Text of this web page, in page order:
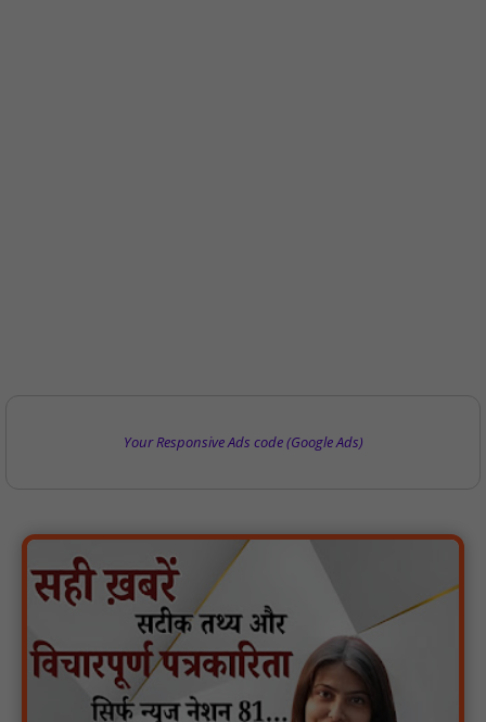
Your Responsive Ads code (Google Ads)
यात्री प्रतीक्षालय पर कब्जा, शटर लगाकर बना लिया शराब का ठिकाना,
तिलावद जोड़ पर पंचायत ने यात्रियों के लिए बनाया था भवन, पास में स्कूल;
चौकी महज 1 किमी दूर, फिर भी कार्रवाई नहीं : NN81
जर्जर स्कूल भवन से विद्यार्थियों की पढ़ाई प्रभावित, नए भवन की मांग :
जिला स्तरीय परामर्शदात्री एवं समीक्षा समिति की बैठक संपन्न; अनुपस्थित
बैंकर्स पर होगी अनुशासनात्मक कार्यवाही : NN81